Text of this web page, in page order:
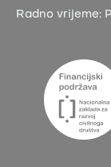
Radno vrijeme: